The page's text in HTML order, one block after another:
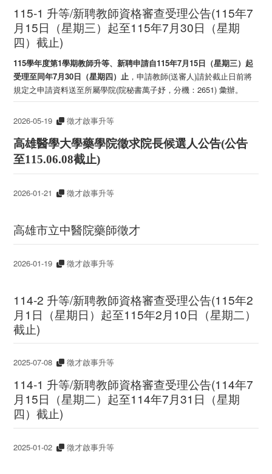
115-1 升等/新聘教師資格審查受理公告(115年7
月15日（星期三）起至115年7月30日（星期
四）截止)
115學年度第1學期教師升等、新聘申請自115年7月15日（星期三）起
受理至同年7月30日（星期四） 止 ，申請教師(送審人)請於截止日前將
規定之申請資料送至所屬學院(院秘書萬子妤，分機：2651) 彙辦。
2026-05-19 徵才啟事升等
高雄醫學大學藥學院徵求院長候選人公告(公告
至115.06.08截止)
2026-01-21 徵才啟事升等
高雄市立中醫院藥師徵才
2026-01-19 徵才啟事升等
114-2 升等/新聘教師資格審查受理公告(115年2
月1日（星期日）起至115年2月10日（星期二）
截止)
2025-07-08 徵才啟事升等
114-1 升等/新聘教師資格審查受理公告(114年7
月15日（星期二）起至114年7月31日（星期
四）截止)
2025-01-02 徵才啟事升等